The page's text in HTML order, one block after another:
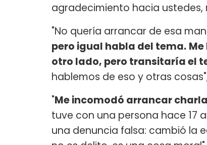
agradecimiento hacia ustedes,
"No quería arrancar de esa
pero igual habla del tema.
otro lado, pero transitaría el
hablemos de eso y otras
"Me incomodó arrancar
tuve con una persona hace 17
una denuncia falsa: cambió la